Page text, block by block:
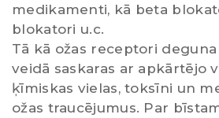
medikamenti, kā beta
blokatori u.c.
Tā kā ožas receptori
veidā saskaras ar apkārtējo
ķīmiskas vielas, toksīni un
ožas traucējumus. Par